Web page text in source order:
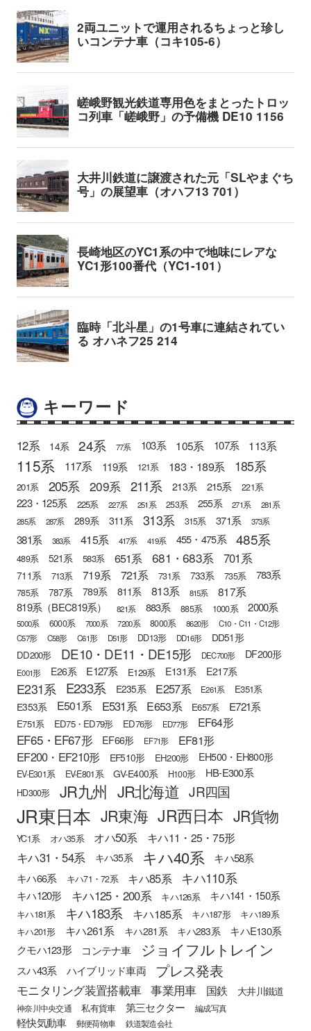
キーワード
12系 14系 24系 77系 103系 105系 107系 113系
115系 117系 119系 121系 183・189系 185系
201系 205系 209系 211系 213系 215系 221系
223・125系 225系 227系 251系 253系 255系 271系
281系
285系
287系 289系 311系 313系 315系 371系 373系
381系 383系 415系 417系 419系 455・475系 485系
489系 521系 583系 651系 681・683系 701系
711系 713系 719系 721系 731系 733系 735系 783系
785系 787系 789系 811系 813系 815系 817系
819系（BEC819系） 821系 883系 885系 1000系 2000系
5000系 6000系 7000系 7200系 8000系 8620形
C10・C11・C12形
C57形
C58形 C61形 D51形 DD13形 DD16形 DD51形
DD200形 DE10・DE11・DE15形 DEC700形 DF200形
E001形 E26系 E127系 E129系 E131系 E217系
E231系 E233系 E235系 E257系 E261系 E351系
E353系 E501系 E531系 E653系 E657系 E721系
E751系 ED75・ED79形 ED76形 ED77形 EF64形
EF65・EF67形 EF66形 EF71形
EF81形
EF200・EF210形
EF510形 EH200形 EH500・EH800形
EV-E301系 EV-E801系 GV-E400系 H100形 HB-E300系
HD300形 JR九州 JR北海道 JR四国
JR東日本 JR東海 JR西日本 JR貨物
YC1系 オハ35系 オハ50系 キハ11・25・75形
キハ31・54系 キハ35系 キハ40系 キハ58系
キハ66系 キハ71・72系 キハ85系 キハ110系
キハ120形 キハ125・200系 キハ126系 キハ141・150系
キハ181系 キハ183系 キハ185系 キハ187形
キハ189系
キハ201形
キハ261系 キハ281系 キハ283系
キハE130系
クモハ123形
コンテナ車 ジョイフルトレイン
スハ43系 ハイブリッド車両 プレス発表
モニタリング装置搭載車 事業用車 国鉄 大井川鐵道
神奈川中央交通 私有貨車 第三セクター 編成写真
軽快気動車 郵便荷物車 鉄道製造会社